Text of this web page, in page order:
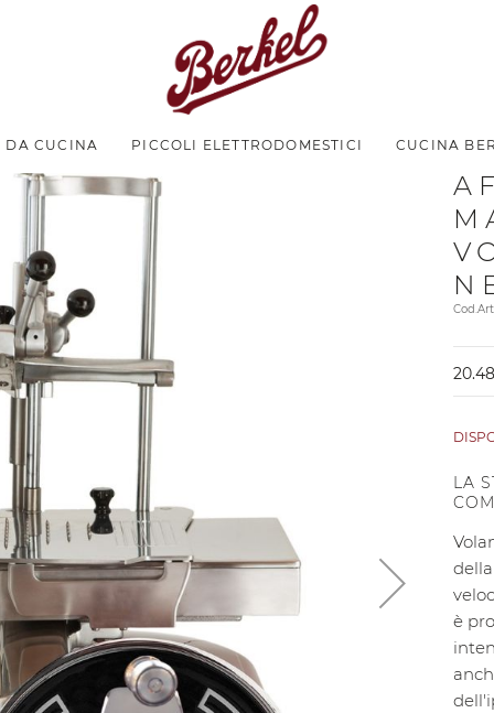
DA CUCINA PICCOLI ELETTRODOMESTICI CUCINA
LA
è